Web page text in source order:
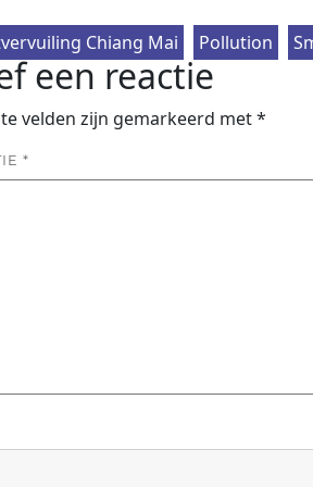
Chiang Mai
Pollution
een reactie
velden zijn gemarkeerd met*
*